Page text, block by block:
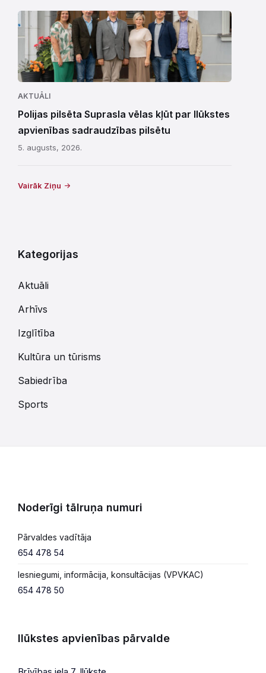
AKTUĀLI
Polijas pilsēta Suprasla vēlas kļūt par Ilūkstes
apvienības sadraudzības pilsētu
5. augusts, 2026.
Vairāk Ziņu
Kategorijas
Aktuāli
Arhīvs
Izglītība
Kultūra un tūrisms
Sabiedrība
Sports
Noderīgi tālruņa numuri
Pārvaldes vadītāja
654 478 54
Iesniegumi, informācija, konsultācijas (VPVKAC)
654 478 50
Ilūkstes apvienības pārvalde